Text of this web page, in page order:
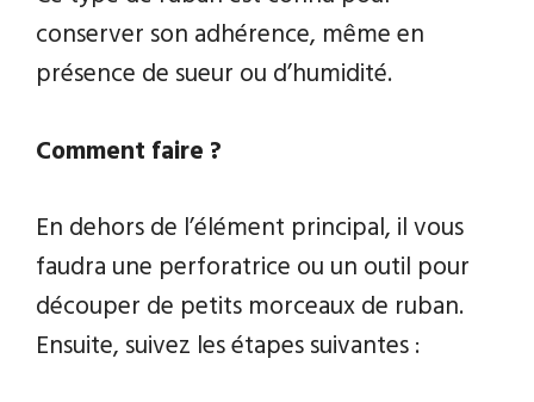
conserver son adhérence, même en
présence de sueur ou d’humidité.
Comment faire ?
En dehors de l’élément principal, il vous
faudra une perforatrice ou un outil pour
découper de petits morceaux de ruban.
Ensuite, suivez les étapes suivantes :